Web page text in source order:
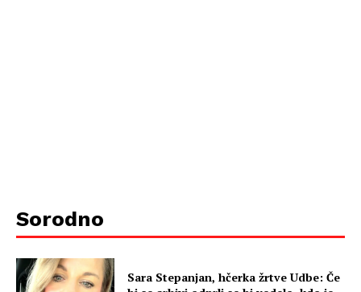
Sorodno
Sara Stepanjan, hčerka žrtve Udbe: Če